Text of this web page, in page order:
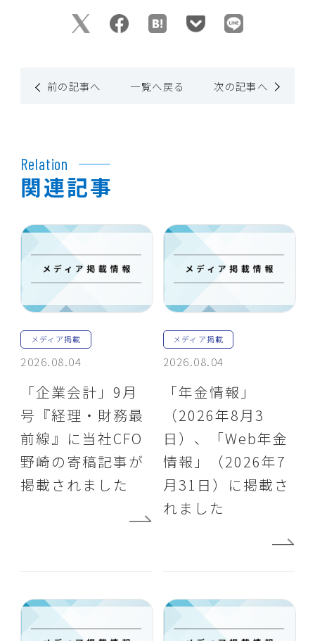
前の記事へ 一覧へ戻る 次の記事へ
関連記事
Relation
メディア掲載
2026.08.04
「企業会計」9月
号『経理・財務最
前線』に当社CFO
野崎の寄稿記事が
掲載されました
メディア掲載
2026.08.04
「年金情報」
（2026年8月3
日）、「Web年金
情報」（2026年7
月31日）に掲載さ
れました